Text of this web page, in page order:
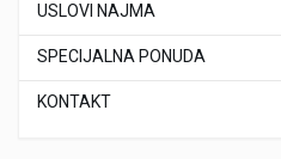
USLOVI NAJMA
SPECIJALNA PONUDA
KONTAKT